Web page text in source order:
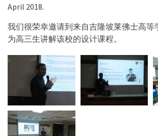
April 2018.
我们很荣幸邀请到来自吉隆坡莱佛士高等
为高三生讲解该校的设计课程。